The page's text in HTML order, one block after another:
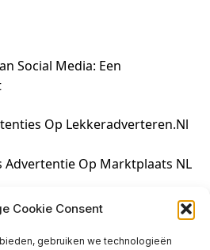
Cookie Consent
gebruiken we technologieën
Social Media: Een
Op Lekkeradverteren.nl
Advertentie Op Marktplaats NL
Voor Succesvolle Marketing